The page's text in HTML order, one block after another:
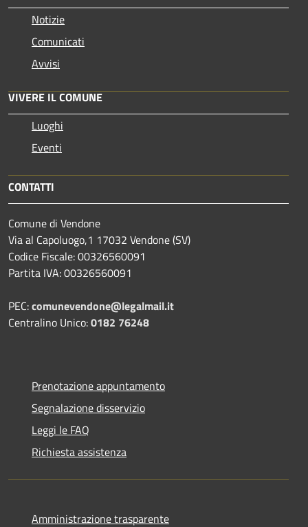
Notizie
Comunicati
Avvisi
VIVERE IL COMUNE
Luoghi
Eventi
CONTATTI
Comune di Vendone
Via al Capoluogo,1 17032 Vendone (SV)
Codice Fiscale: 00326560091
Partita IVA: 00326560091
PEC:comunevendone@legalmail.it
Centralino Unico:0182 76248
Prenotazione appuntamento
Segnalazione disservizio
Leggi le FAQ
Richiesta assistenza
Amministrazione trasparente